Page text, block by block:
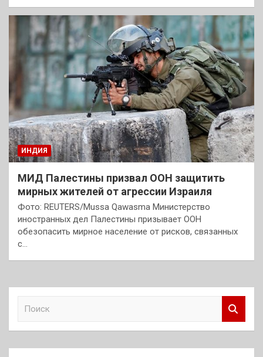
ИНДИЯ
МИД Палестины призвал ООН защитить
мирных жителей от агрессии Израиля
Фото: REUTERS/Mussa Qawasma Министерство
иностранных дел Палестины призывает ООН
обезопасить мирное население от рисков, связанных
с…
к